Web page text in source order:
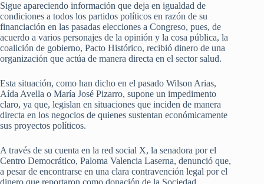
Sigue apareciendo información que deja en igualdad de
condiciones a todos los partidos políticos en razón de su
financiación en las pasadas elecciones a Congreso, pues, de
acuerdo a varios personajes de la opinión y la cosa pública, la
coalición de gobierno, Pacto Histórico, recibió dinero de una
organización que actúa de manera directa en el sector salud.
Esta situación, como han dicho en el pasado Wilson Arias,
Aída Avella o María José Pizarro, supone un impedimento
claro, ya que, legislan en situaciones que inciden de manera
directa en los negocios de quienes sustentan económicamente
sus proyectos políticos.
A través de su cuenta en la red social X, la senadora por el
Centro Democrático, Paloma Valencia Laserna, denunció que,
a pesar de encontrarse en una clara contravención legal por el